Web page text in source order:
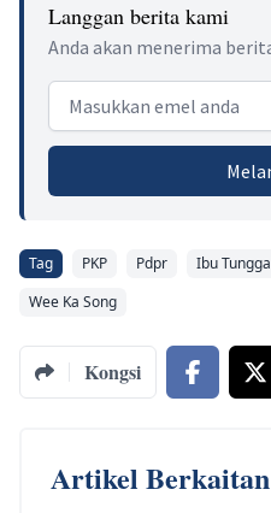
Langgan berita kami
Anda akan menerima
Email address
Tag PKP Pdpr Ibu
Wee Ka Song
Kongsi
Artikel Berkaitan